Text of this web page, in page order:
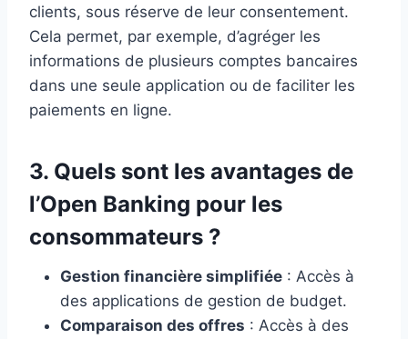
clients, sous réserve de leur consentement.
Cela permet, par exemple, d’agréger les
informations de plusieurs comptes bancaires
dans une seule application ou de faciliter les
paiements en ligne.
3. Quels sont les avantages de
l’Open Banking pour les
consommateurs ?
Gestion financière simplifiée : Accès à
des applications de gestion de budget.
Comparaison des offres : Accès à des